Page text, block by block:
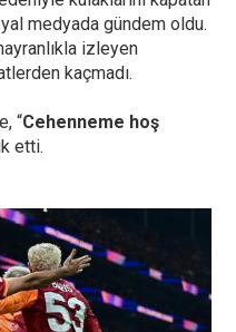
medyada gündem oldu.
izleyen
kaçmadı.
“Cehenneme hoş
etti.